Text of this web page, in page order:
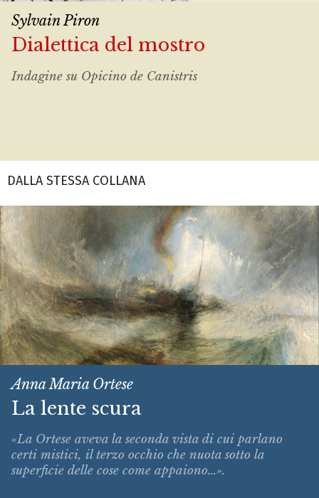
Sylvain Piron
Dialettica del mostro
Indagine su Opicino de Canistris
DALLA STESSA COLLANA
Anna Maria Ortese
La lente scura
«La Ortese aveva la seconda vista di cui parlano
certi mistici, il terzo occhio che nuota sotto la
superficie delle cose come appaiono...».